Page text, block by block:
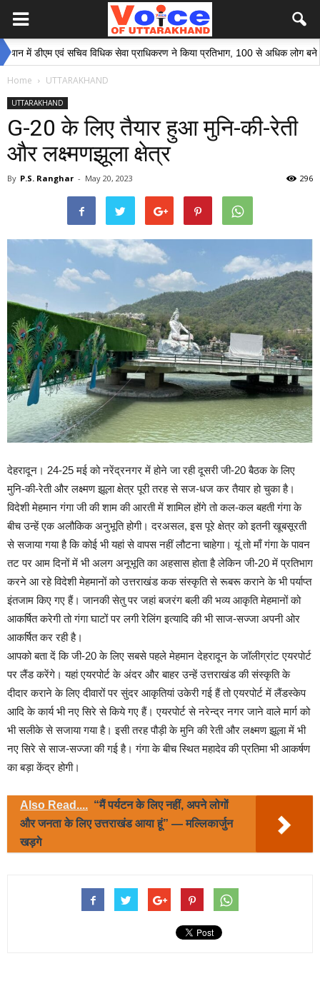
एवं सचिव विधिक सेवा प्राधिकरण ने किया प्रतिभाग, 100 से अधिक लोग बने इस
Home UTTARAKHAND
UTTARAKHAND
G-20 के लिए तैयार हुआ मुनि-की-रेती
और लक्ष्मणझूला क्षेत्र
By P.S. Ranghar - May 20, 2023 296
देहरादून। 24-25 मई को नरेंद्रनगर में होने जा रही दूसरी जी-20 बैठक के लिए
मुनि-की-रेती और लक्ष्मण झूला क्षेत्र पूरी तरह से सज-धज कर तैयार हो चुका है।
विदेशी मेहमान गंगा जी की शाम की आरती में शामिल होंगे तो कल-कल बहती गंगा के
बीच उन्हें एक अलौकिक अनुभूति होगी। दरअसल, इस पूरे क्षेत्र को इतनी खूबसूरती
से सजाया गया है कि कोई भी यहां से वापस नहीं लौटना चाहेगा। यूं तो माँ गंगा के पावन
तट पर आम दिनों में भी अलग अनूभूति का अहसास होता है लेकिन जी-20 में प्रतिभाग
करने आ रहे विदेशी मेहमानों को उत्तराखंड कक संस्कृति से रूबरू कराने के भी पर्याप्त
इंतजाम किए गए हैं। जानकी सेतु पर जहां बजरंग बली की भव्य आकृति मेहमानों को
आकर्षित करेगी तो गंगा घाटों पर लगी रेलिंग इत्यादि की भी साज-सज्जा अपनी ओर
आकर्षित कर रही है।
आपको बता दें कि जी-20 के लिए सबसे पहले मेहमान देहरादून के जॉलीग्रांट एयरपोर्ट
पर लैंड करेंगे। यहां एयरपोर्ट के अंदर और बाहर उन्हें उत्तराखंड की संस्कृति के
दीदार कराने के लिए दीवारों पर सुंदर आकृतियां उकेरी गई हैं तो एयरपोर्ट में लैंडस्केप
आदि के कार्य भी नए सिरे से किये गए हैं। एयरपोर्ट से नरेन्द्र नगर जाने वाले मार्ग को
भी सलीके से सजाया गया है। इसी तरह पौड़ी के मुनि की रेती और लक्ष्मण झूला में भी
नए सिरे से साज-सज्जा की गई है। गंगा के बीच स्थित महादेव की प्रतिमा भी आकर्षण
का बड़ा केंद्र होगी।
Also Read.... “मैं पर्यटन के लिए नहीं, अपने लोगों
और जनता के लिए उत्तराखंड आया हूं” — मल्लिकार्जुन
खड़गे